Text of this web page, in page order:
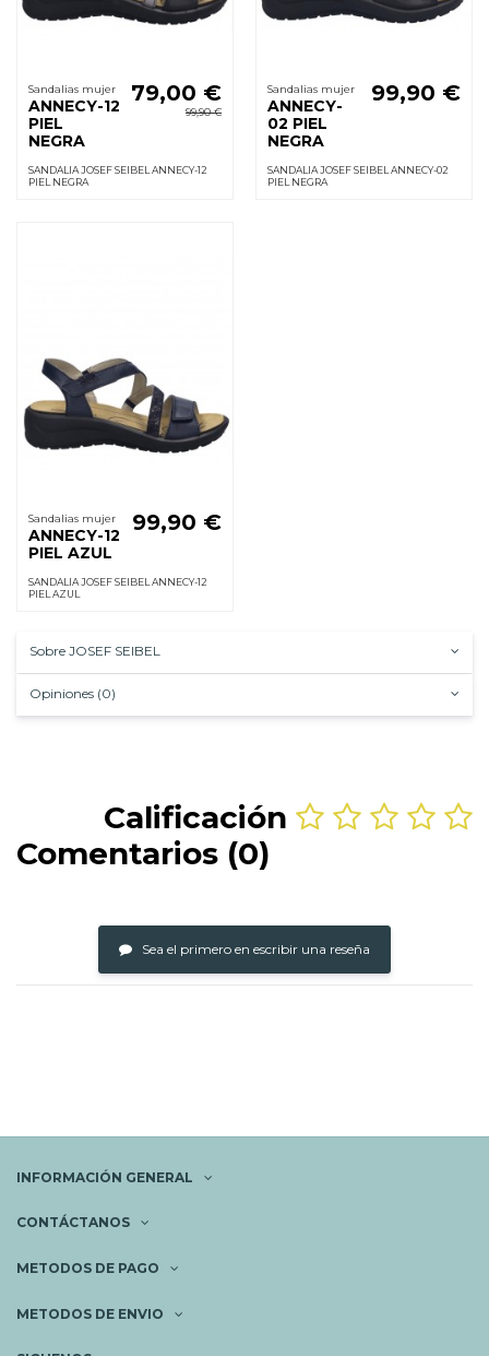
Sandalias mujer
ANNECY-12
PIEL
NEGRA
79,00 €
99,90 €
SANDALIA JOSEF SEIBEL ANNECY-12
PIEL NEGRA
Sandalias mujer
ANNECY-
02 PIEL
NEGRA
99,90 €
SANDALIA JOSEF SEIBEL ANNECY-02
PIEL NEGRA
Sandalias mujer
ANNECY-12
PIEL AZUL
99,90 €
SANDALIA JOSEF SEIBEL ANNECY-12
PIEL AZUL
Sobre JOSEF SEIBEL
Opiniones (0)
Calificación
Comentarios (0)
Sea el primero en escribir una reseña
INFORMACIÓN GENERAL
CONTÁCTANOS
METODOS DE PAGO
METODOS DE ENVIO